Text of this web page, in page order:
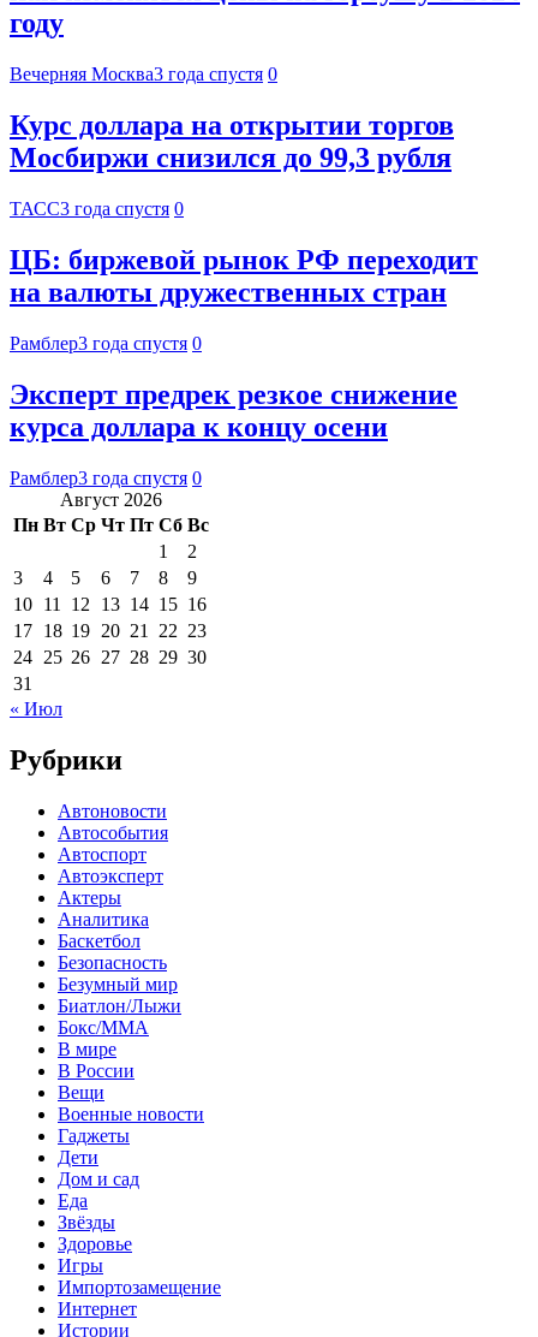
году
Вечерняя Москва3 года спустя 0
Курс доллара на открытии торгов
Мосбиржи снизился до 99,3 рубля
ТАСС3 года спустя 0
ЦБ: биржевой рынок РФ переходит
на валюты дружественных стран
Рамблер3 года спустя 0
Эксперт предрек резкое снижение
курса доллара к концу осени
Рамблер3 года спустя 0
Август 2026
Пн Вт Ср Чт Пт Сб Вс
1
2
3
4 5 6 7 8
9
10 11 12 13 14 15 16
17 18 19 20 21 22 23
24 25 26 27 28 29 30
31
« Июл
Рубрики
Автоновости
Автособытия
Автоспорт
Автоэксперт
Актеры
Аналитика
Баскетбол
Безопасность
Безумный мир
Биатлон/Лыжи
Бокс/MMA
В мире
В России
Вещи
Военные новости
Гаджеты
Дети
Дом и сад
Еда
Звёзды
Здоровье
Игры
Импортозамещение
Интернет
Истории